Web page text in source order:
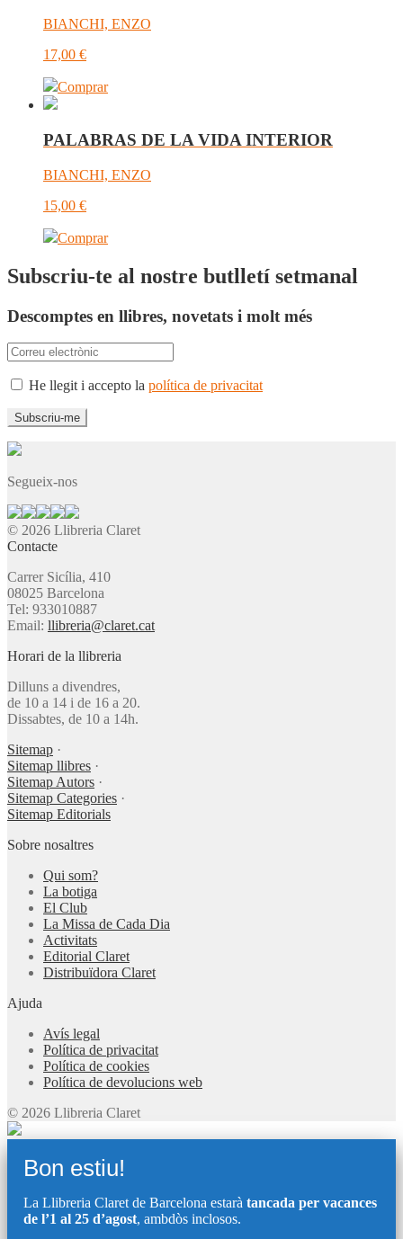
BIANCHI, ENZO
17,00 €
Comprar
PALABRAS DE LA VIDA INTERIOR
BIANCHI, ENZO
15,00 €
Comprar
Subscriu-te al nostre butlletí setmanal
Descomptes en llibres, novetats i molt més
He llegit i accepto la política de privacitat
Segueix-nos
© 2026 Llibreria Claret
Contacte
Carrer Sicília, 410
08025 Barcelona
Tel: 933010887
Email: llibreria@claret.cat
Horari de la llibreria
Dilluns a divendres,
de 10 a 14 i de 16 a 20.
Dissabtes, de 10 a 14h.
Sitemap ·
Sitemap llibres ·
Sitemap Autors ·
Sitemap Categories ·
Sitemap Editorials
Sobre nosaltres
Qui som?
La botiga
El Club
La Missa de Cada Dia
Activitats
Editorial Claret
Distribuïdora Claret
Ajuda
Avís legal
Política de privacitat
Política de cookies
Política de devolucions web
© 2026 Llibreria Claret
Bon estiu!
La Llibreria Claret de Barcelona estarà tancada per vacances
de l’1 al 25 d’agost, ambdòs inclosos.